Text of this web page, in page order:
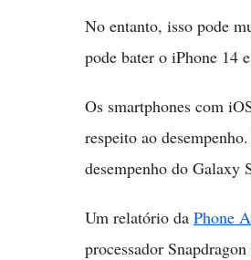
No entanto, isso pode
pode bater o iPhone 14
Os smartphones com
respeito ao
desempenho do Galaxy
Um relatório da Phone
processador